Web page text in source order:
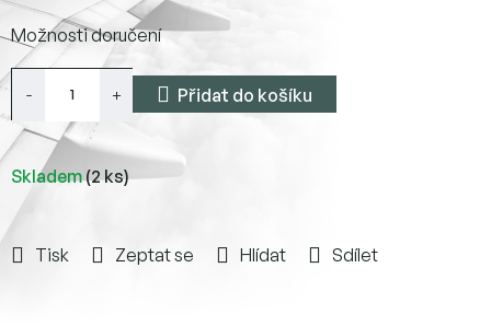
Měrná
cena:
Skladem(2 ks)
Možnosti doručení
Přidat do košíku
Tisk Zeptat se Hlídat Sdílet